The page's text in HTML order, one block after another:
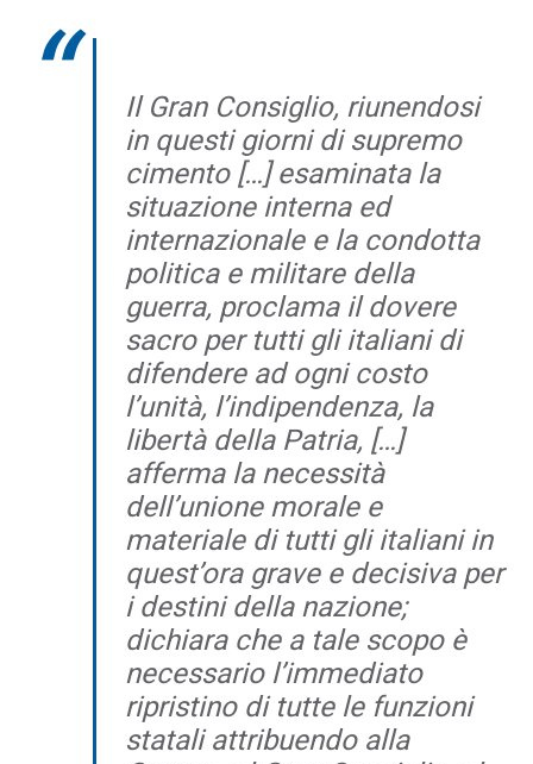
Il Gran Consiglio, riunendosi
in questi giorni di supremo
cimento […] esaminata la
situazione interna ed
internazionale e la condotta
politica e militare della
guerra, proclama il dovere
sacro per tutti gli italiani di
difendere ad ogni costo
l’unità, l’indipendenza, la
libertà della Patria, […]
afferma la necessità
dell’unione morale e
materiale di tutti gli italiani in
quest’ora grave e decisiva per
i destini della nazione;
dichiara che a tale scopo è
necessario l’immediato
ripristino di tutte le funzioni
statali attribuendo alla